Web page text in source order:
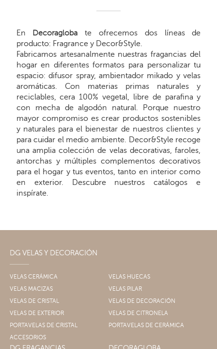
En Decoragloba te ofrecemos dos líneas de
producto: Fragrance y Decor&Style.
Fabricamos artesanalmente nuestras fragancias del
hogar en diferentes formatos para personalizar tu
espacio: difusor spray, ambientador mikado y velas
aromáticas. Con materias primas naturales y
reciclables, cera 100% vegetal, libre de parafina y
con mecha de algodón natural. Porque nuestro
mayor compromiso es crear productos sostenibles
y naturales para el bienestar de nuestros clientes y
para cuidar el medio ambiente. Decor&Style recoge
una amplia colección de velas decorativas, faroles,
antorchas y múltiples complementos decorativos
para el hogar y tus eventos, tanto en interior como
en exterior. Descubre nuestros catálogos e
inspírate.
DG VELAS Y DECORACIÓN
VELAS CERÁMICA
VELAS HUECAS
VELAS MACIZAS
VELAS PILAR
VELAS DE CRISTAL
VELAS DE DECORACIÓN
VELAS DE EXTERIOR
VELAS DE CITRONELA
PORTAVELAS DE CRISTAL
PORTAVELAS DE CERÁMICA
ACCESORIOS